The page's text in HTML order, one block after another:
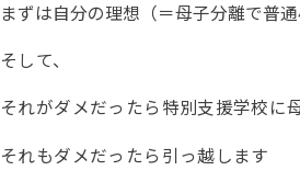
まずは自分の理想（＝母子分離で普
そして、
それがダメだったら特別支援学校に
それもダメだったら引っ越します